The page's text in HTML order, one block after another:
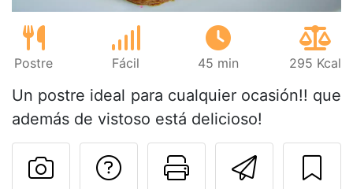
Postre Fácil 45 min 295 Kcal
Un postre ideal para cualquier ocasión!! que
además de vistoso está delicioso!
Imprimir
Preguntar al autor